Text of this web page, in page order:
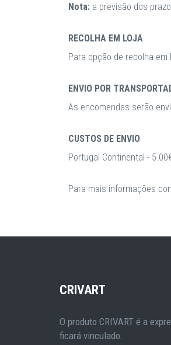
Nota: a previsão dos
RECOLHA EM LOJA
Para opção de recolha
ENVIO POR
As encomendas serão
CUSTOS DE ENVIO
Portugal Continental -
Para mais informações
CRIVART
O produto CRIVART é a
ficará vinculado.